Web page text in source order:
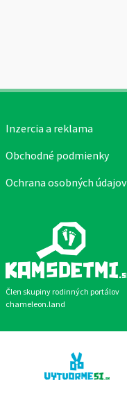
Člen skupiny rodinných portálov
chameleon.land
Inzercia a reklama
Obchodné podmienky
Ochrana osobných údajov